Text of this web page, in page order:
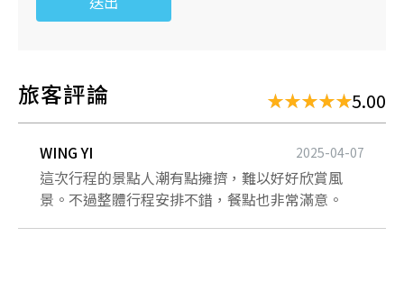
旅客評論 5.00
WING YI 2025-04-07
這次行程的景點人潮有點擁擠，難以好好欣賞風
景。不過整體行程安排不錯，餐點也非常滿意。